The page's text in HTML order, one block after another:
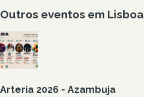
Outros eventos em Lisboa
Arteria 2026 - Azambuja